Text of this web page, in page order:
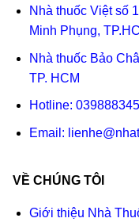
Nhà thuốc Việt số
Minh Phụng,
Nhà thuốc Bảo
TP. HCM
Hotline:
Email:
VỀ CHÚNG TÔI
Giới thiệu Nhà